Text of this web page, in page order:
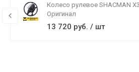
Колесо рулевое SHACMAN
Оригинал
13 720 руб. / шт